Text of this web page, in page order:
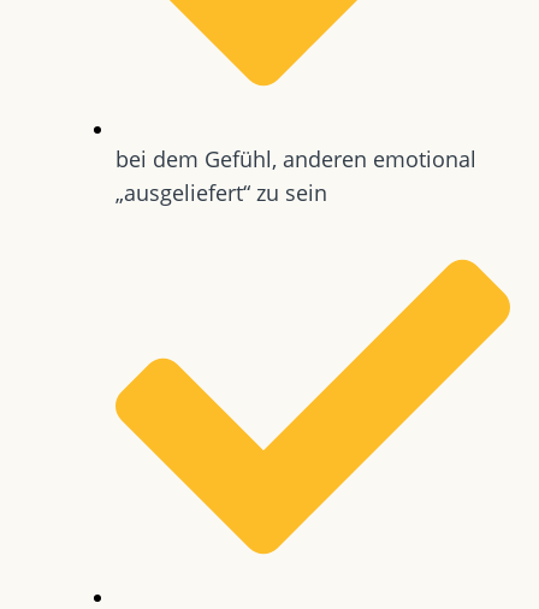
bei dem Gefühl, anderen emotional
„ausgeliefert“ zu sein